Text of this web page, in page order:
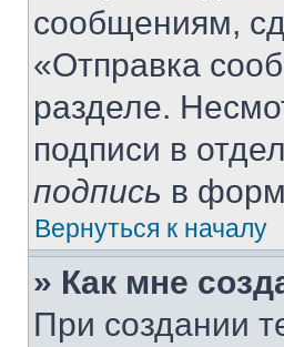
сообщениям,
«Отправка
разделе.
подписи в
подпись в
Вернуться к началу
» Как мне
При создании